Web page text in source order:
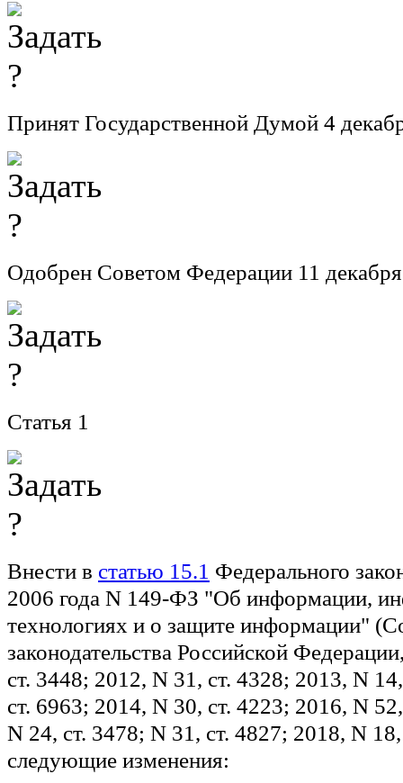
Принят Государственной Думой 4
Одобрен Советом Федерации 11
Статья 1
Внести в статью 15.1 Федерального
2006 года N 149-ФЗ "Об информации,
технологиях и о защите информации"
законодательства Российской
ст. 3448; 2012, N 31, ст. 4328; 2013, N
ст. 6963; 2014, N 30, ст. 4223; 2016, N
N 24, ст. 3478; N 31, ст. 4827; 2018, N
следующие изменения: